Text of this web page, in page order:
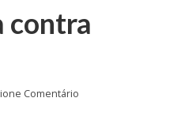
contra
Comentário